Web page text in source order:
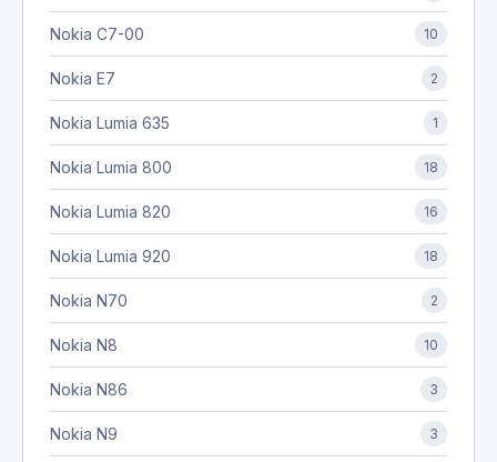
Nokia C7-00 10
Nokia E7 2
Nokia Lumia 635 1
Nokia Lumia 800 18
Nokia Lumia 820 16
Nokia Lumia 920 18
Nokia N70 2
Nokia N8 10
Nokia N86 3
Nokia N9 3